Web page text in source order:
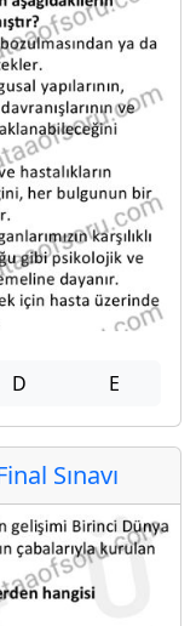
D E
Sınavı